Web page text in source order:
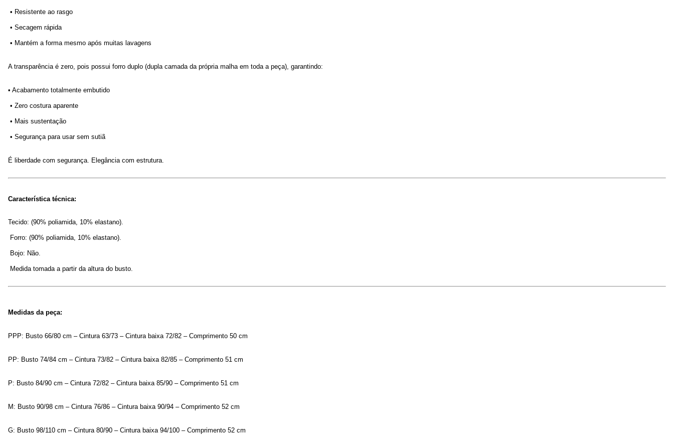
• Resistente ao rasgo
• Secagem rápida
• Mantém a forma mesmo após muitas lavagens
A transparência é zero, pois possui forro duplo (dupla camada da própria malha em toda a peça), garantindo:
• Acabamento totalmente embutido
• Zero costura aparente
• Mais sustentação
• Segurança para usar sem sutiã
É liberdade com segurança. Elegância com estrutura.
Característica técnica:
Tecido: (90% poliamida, 10% elastano).
Forro: (90% poliamida, 10% elastano).
Bojo: Não.
Medida tomada a partir da altura do busto.
Medidas da peça:
PPP: Busto 66/80 cm – Cintura 63/73 – Cintura baixa 72/82 – Comprimento 50 cm
PP: Busto 74/84 cm – Cintura 73/82 – Cintura baixa 82/85 – Comprimento 51 cm
P: Busto 84/90 cm – Cintura 72/82 – Cintura baixa 85/90 – Comprimento 51 cm
M: Busto 90/98 cm – Cintura 76/86 – Cintura baixa 90/94 – Comprimento 52 cm
G: Busto 98/110 cm – Cintura 80/90 – Cintura baixa 94/100 – Comprimento 52 cm